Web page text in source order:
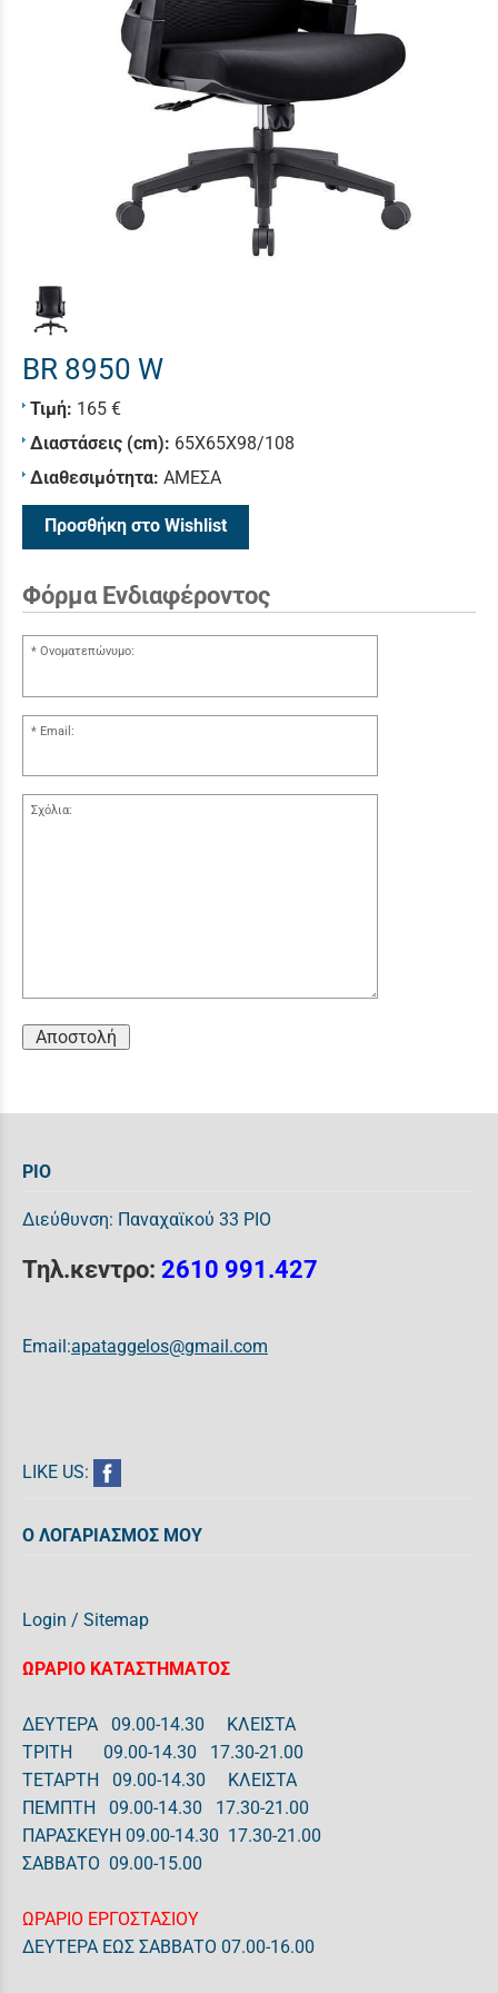
BR 8950 W
Τιμή: 165 €
Διαστάσεις (cm): 65X65X98/108
Διαθεσιμότητα: ΑΜΕΣΑ
Προσθήκη στο Wishlist
Φόρμα Ενδιαφέροντος
Ονοματεπώνυμο:
Email:
Σχόλια:
Αποστολή
ΡΙΟ
Διεύθυνση: Παναχαϊκού 33 ΡΙΟ
Τηλ.κεντρο: 2610 991.427
Email:apataggelos@gmail.com
LIKE US:
Ο ΛΟΓΑΡΙΑΣΜΟΣ ΜΟΥ
Login / Sitemap
ΩΡΑΡΙΟ ΚΑΤΑΣΤΗΜΑΤΟΣ
ΔΕΥΤΕΡΑ 09.00-14.30 ΚΛΕΙΣΤΑ
ΤΡΙΤΗ 09.00-14.30 17.30-21.00
ΤΕΤΑΡΤΗ 09.00-14.30 ΚΛΕΙΣΤΑ
ΠΕΜΠΤΗ 09.00-14.30 17.30-21.00
ΠΑΡΑΣΚΕΥΗ 09.00-14.30 17.30-21.00
ΣΑΒΒΑΤΟ 09.00-15.00
ΩΡΑΡΙΟ ΕΡΓΟΣΤΑΣΙΟΥ
ΔΕΥΤΕΡΑ ΕΩΣ ΣΑΒΒΑΤΟ 07.00-16.00